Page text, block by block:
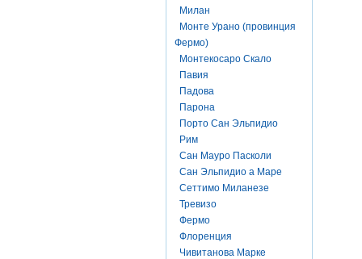
Милан
Монте Урано (провинция
Фермо)
Монтекосаро Скало
Павия
Падова
Парона
Порто Сан Эльпидио
Рим
Сан Мауро Пасколи
Сан Эльпидио а Маре
Сеттимо Миланезе
Тревизо
Фермо
Флоренция
Чивитанова Марке